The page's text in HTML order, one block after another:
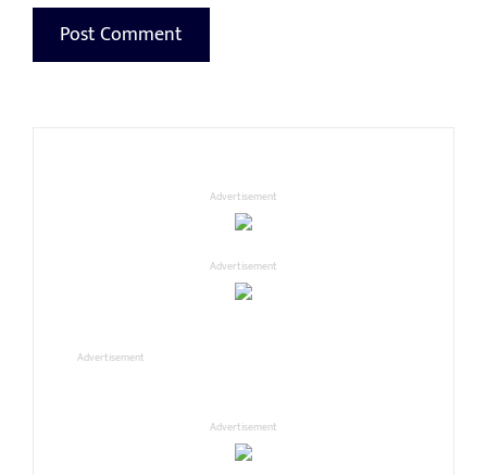
Advertisement
Advertisement
Advertisement
Advertisement